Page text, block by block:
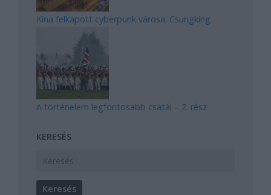
Kína felkapott cyberpunk városa: Csungking
A történelem legfontosabb csatái – 2. rész
KERESÉS